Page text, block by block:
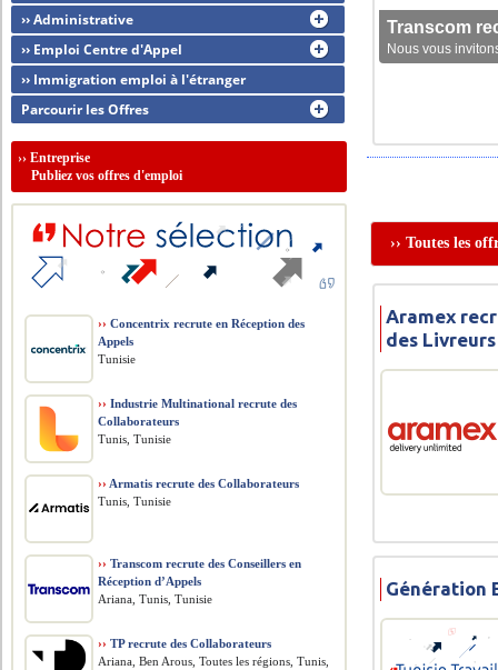
Transcom
Nous vous
›› Toutes les
Aramex
des
Génération
›› Administrative
›› Emploi Centre d'Appel
›› Immigration emploi à l'étranger
Parcourir les Offres
››Entreprise
Publiez vos offres d'emploi
›› Concentrix recrute en Réception des
Appels
Tunisie
›› Industrie Multinational recrute des
Collaborateurs
Tunis, Tunisie
›› Armatis recrute des Collaborateurs
Tunis, Tunisie
›› Transcom recrute des Conseillers en
Réception d’Appels
Ariana, Tunis, Tunisie
›› TP recrute des Collaborateurs
Ariana, Ben Arous, Toutes les régions, Tunis,